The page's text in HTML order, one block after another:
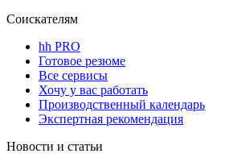
Соискателям
hh PRO
Готовое резюме
Все сервисы
Хочу у вас работать
Производственный календарь
Экспертная рекомендация
Новости и статьи